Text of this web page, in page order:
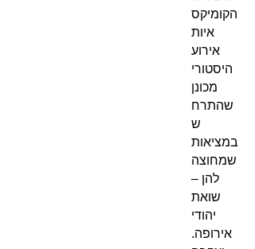
הקומיקס
איות
אירוע
היסטורי
מכונן
שהתרח
ש
במציאות
שמחוצה
להן –
שואת
יהודי
אירופה.